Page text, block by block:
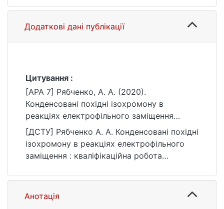
Додаткові дані публікації
Цитування :
[APA 7] Рябченко, А. А. (2020).
Конденсовані похідні ізохромону в
реакціях електрофільного заміщення
[Магістерська робота, Київський
національний університет імені Тараса
Шевченка]. eKNUTSHIR.
https://ir.library.knu.ua/handle/15071834/1022
8
[ДСТУ] Рябченко А. А. Конденсовані похідні
ізохромону в реакціях електрофільного
заміщення : кваліфікаційна робота
В. П. Хиля, О. В. Шабликіна. Київ, 2020. 23
с. URL:
https://ir.library.knu.ua/handle/15071834/1022
Анотація